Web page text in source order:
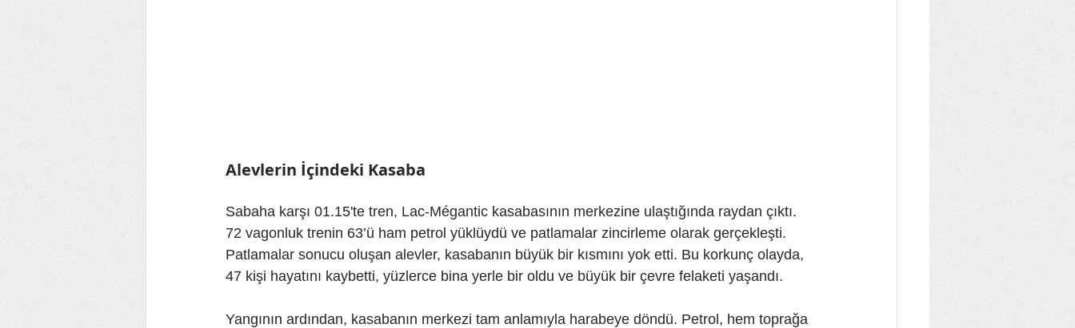
Alevlerin İçindeki Kasaba
Sabaha karşı 01.15'te tren, Lac-Mégantic kasabasının merkezine ulaştığında raydan çıktı.
72 vagonluk trenin 63’ü ham petrol yüklüydü ve patlamalar zincirleme olarak gerçekleşti.
Patlamalar sonucu oluşan alevler, kasabanın büyük bir kısmını yok etti. Bu korkunç olayda,
47 kişi hayatını kaybetti, yüzlerce bina yerle bir oldu ve büyük bir çevre felaketi yaşandı.
Yangının ardından, kasabanın merkezi tam anlamıyla harabeye döndü. Petrol, hem toprağa